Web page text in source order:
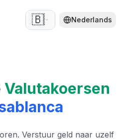
🇧🇪 Nederlands
Valutakoersen
Verstuur geld naar uzelf